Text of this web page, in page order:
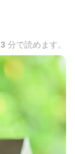
3 分で読めます。